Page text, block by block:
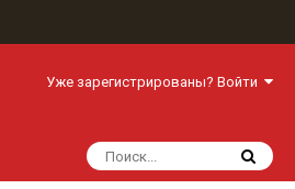
Уже зарегистрированы? Войти